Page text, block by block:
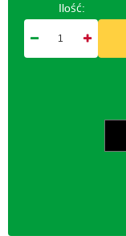
Ilość: